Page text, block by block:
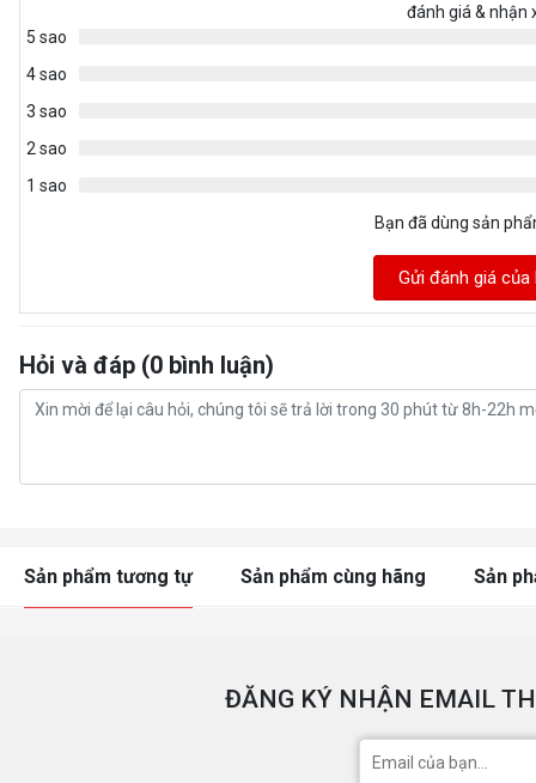
đánh giá & nhận
5 sao
4 sao
3 sao
2 sao
1 sao
Bạn đã dùng sản
Gửi đánh giá của
Hỏi và đáp (0 bình luận)
Sản phẩm tương tự Sản phẩm cùng hãng Sản
ĐĂNG KÝ NHẬN EMAIL